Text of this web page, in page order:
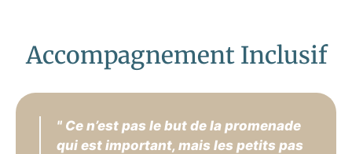
Accompagnement Inclusif
" Ce n’est pas le but de la promenade
qui est important, mais les petits pas